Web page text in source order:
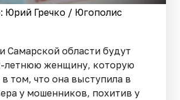
Юрий Гречко / Югополис
Самарской области будут
летнюю женщину, которую
том, что она выступила в
у мошенников, похитив у